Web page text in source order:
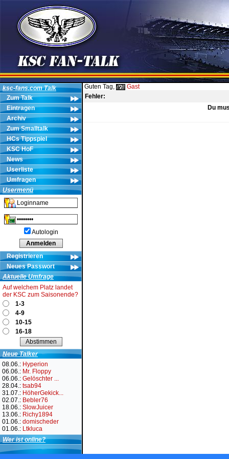
ksc-fans.com Talk
Zum Talk
Eintragen
Archiv
Zum Smalltalk
HCs Tippspiel
KSC HoF
News
Userliste
Umfragen
Usermenü
Autologin
Registrieren
Neues Passwort
Aktuelle Umfrage
Auf welchem Platz landet
der KSC zum Saisonende?
1-3
4-9
10-15
16-18
Neue Talker
08.06.: Hyperion
06.06.: Mr. Floppy
06.06.: Gelöschter ...
28.04.: tsab94
31.07.: HöherGekick...
02.07.: Bebler76
18.06.: SlowJuicer
13.06.: Richy1894
01.06.: domischeder
01.06.: Ltkluca
Wer ist online?
Guten Tag,
Gast
Fehler:
Du